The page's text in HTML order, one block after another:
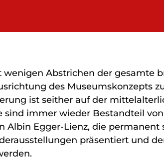
Abstrichen der gesamte
des Museumskonzepts
ist seither auf der
immer wieder Bestandteil
Egger-Lienz, die permanent
präsentiert und